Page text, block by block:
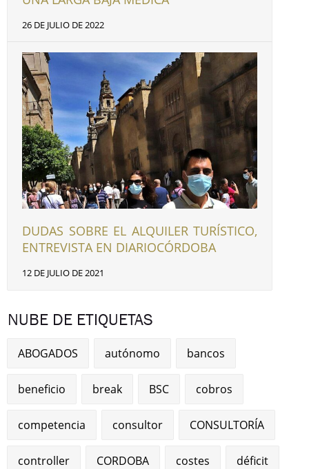
26 DE JULIO DE 2022
DUDAS SOBRE EL ALQUILER TURÍSTICO,
ENTREVISTA EN DIARIOCÓRDOBA
12 DE JULIO DE 2021
NUBE DE ETIQUETAS
ABOGADOS autónomo bancos
beneficio break BSC cobros
competencia consultor CONSULTORÍA
controller CORDOBA costes déficit